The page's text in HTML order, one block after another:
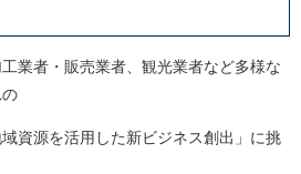
業者・販売業者、観光業者など多様な
資源を活用した新ビジネス創出」に挑